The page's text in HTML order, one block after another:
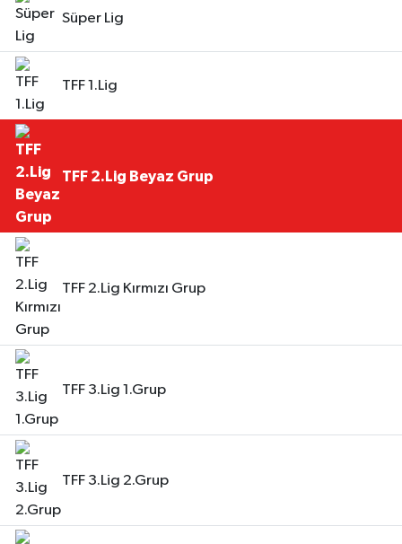
Süper Lig
TFF 1.Lig
TFF 2.Lig Beyaz Grup
TFF 2.Lig Kırmızı Grup
TFF 3.Lig 1.Grup
TFF 3.Lig 2.Grup